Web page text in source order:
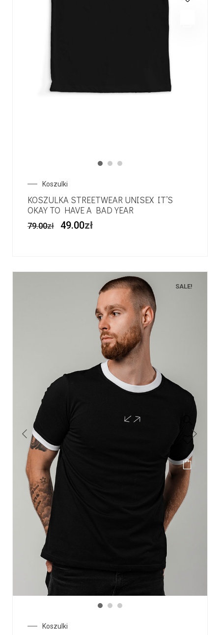
Koszulki
KOSZULKA STREETWEAR UNISEX IT’S
OKAY TO HAVE A BAD YEAR
79.00zł 49.00zł
SALE!
Koszulki